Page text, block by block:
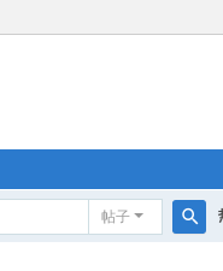
帖子